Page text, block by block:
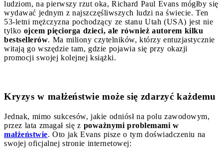
ludziom, na pierwszy rzut oka, Richard Paul Evans mógłby się
wydawać jednym z najszczęśliwszych ludzi na świecie. Ten
53-letni mężczyzna pochodzący ze stanu Utah (USA) jest nie
tylko ojcem pięciorga dzieci, ale również autorem kilku
bestsellerów. Ma miliony czytelników, którzy entuzjastycznie
witają go wszędzie tam, gdzie pojawia się przy okazji
promocji swojej kolejnej książki.
Kryzys w małżeństwie może się zdarzyć każdemu
Jednak, mimo sukcesów, jakie odniósł na polu zawodowym,
przez lata zmagał się z poważnymi problemami w
małżeństwie. Oto jak Evans pisze o tym doświadczeniu na
swojej oficjalnej stronie internetowej: